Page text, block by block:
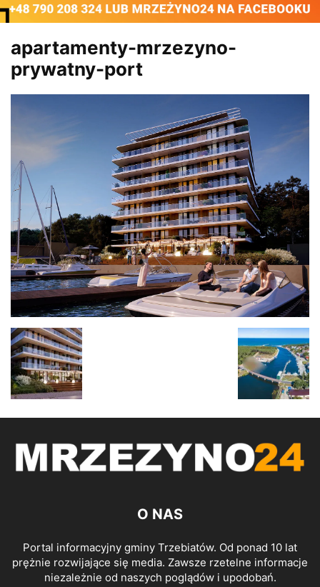
apartamenty-mrzezyno-
prywatny-port
O NAS
Portal informacyjny gminy Trzebiatów. Od ponad 10 lat
prężnie rozwijające się media. Zawsze rzetelne informacje
niezależnie od naszych poglądów i upodobań.